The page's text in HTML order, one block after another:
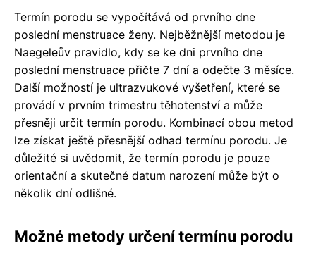
Termín porodu se vypočítává od prvního dne
poslední menstruace ženy. Nejběžnější metodou je
Naegeleův pravidlo, kdy se ke dni prvního dne
poslední menstruace přičte 7 dní a odečte 3 měsíce.
Další možností je ultrazvukové vyšetření, které se
provádí v prvním trimestru těhotenství a může
přesněji určit termín porodu. Kombinací obou metod
lze získat ještě přesnější odhad termínu porodu. Je
důležité si uvědomit, že termín porodu je pouze
orientační a skutečné datum narození může být o
několik dní odlišné.
Možné metody určení termínu porodu